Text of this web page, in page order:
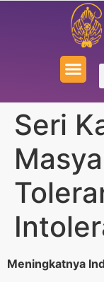
Seri
Meningkatnya